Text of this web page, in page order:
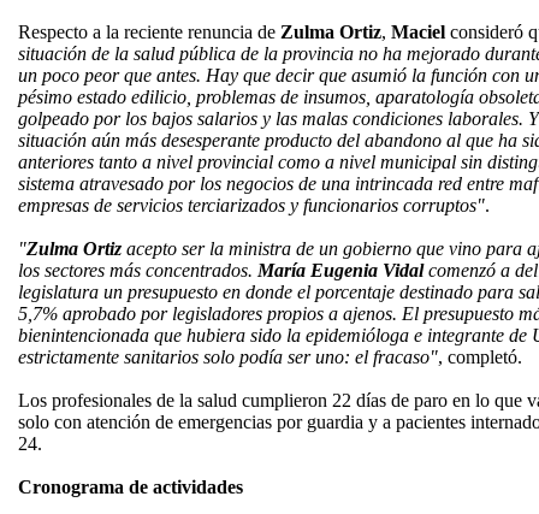
Respecto a la reciente renuncia de Zulma Ortiz, Maciel consideró
situación de la salud pública de la provincia no ha mejorado
un poco peor que antes. Hay que decir que asumió la función con
pésimo estado edilicio, problemas de insumos, aparatología
golpeado por los bajos salarios y las malas condiciones laborales.
situación aún más desesperante producto del abandono al que ha
anteriores tanto a nivel provincial como a nivel municipal sin
sistema atravesado por los negocios de una intrincada red entre
empresas de servicios terciarizados y funcionarios corruptos".
"Zulma Ortiz acepto ser la ministra de un gobierno que vino para
los sectores más concentrados. María Eugenia Vidalcomenzó a
legislatura un presupuesto en donde el porcentaje destinado para
5,7% aprobado por legisladores propios a ajenos. El presupuesto
bienintencionada que hubiera sido la epidemióloga e integrante de
estrictamente sanitarios solo podía ser uno: el fracaso", completó.
Los profesionales de la salud cumplieron 22 días de paro en lo que
solo con atención de emergencias por guardia y a pacientes
24.
Cronograma de actividades